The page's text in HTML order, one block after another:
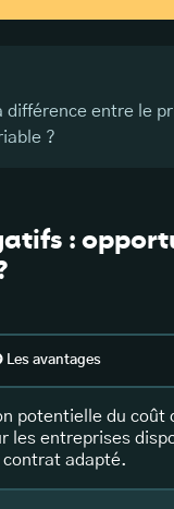
différence entre le
?
:
Les avantages
potentielle du coût
les entreprises
adapté.